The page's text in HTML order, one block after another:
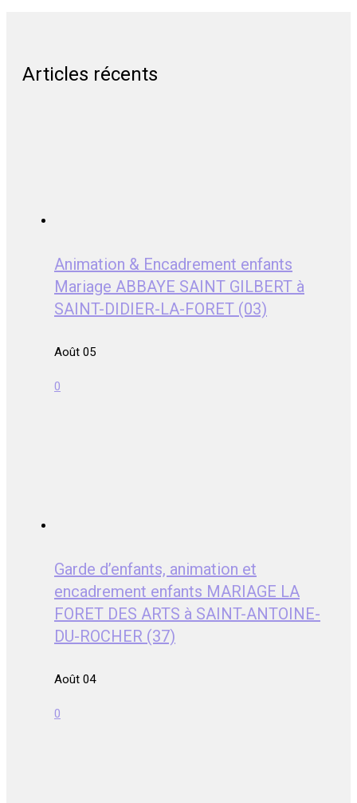
Articles récents
Animation & Encadrement enfants
Mariage ABBAYE SAINT GILBERT à
SAINT-DIDIER-LA-FORET (03)
Août 05
0
Garde d’enfants, animation et
encadrement enfants MARIAGE LA
FORET DES ARTS à SAINT-ANTOINE-
DU-ROCHER (37)
Août 04
0